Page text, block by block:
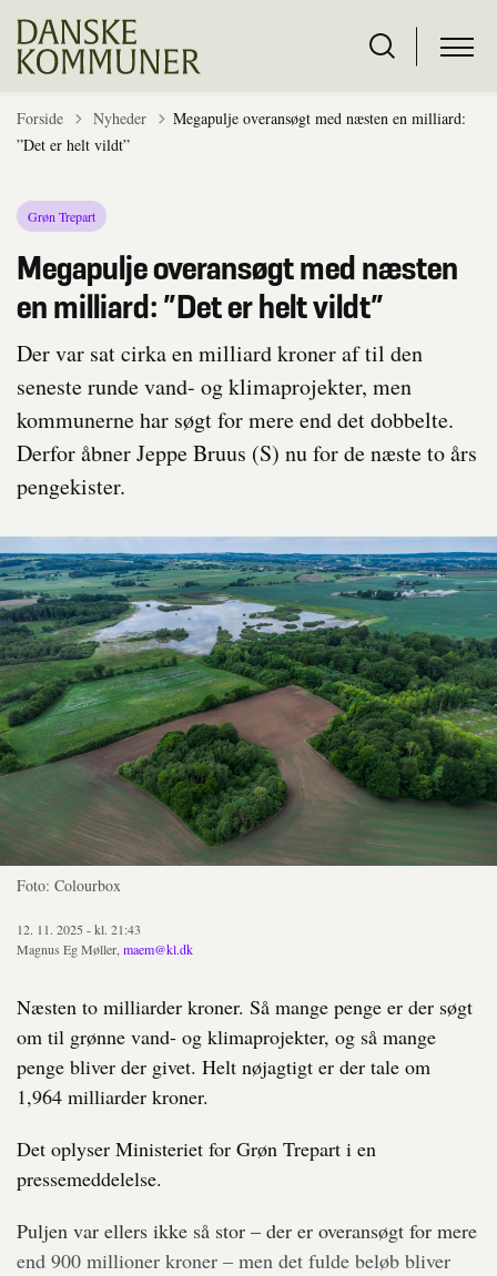
Forside Tilbage til
Nyheder
Megapulje overansøgt med næsten en milliard:
”Det er helt vildt”
Grøn Trepart
Megapulje overansøgt med næsten
en milliard: ”Det er helt vildt”
Der var sat cirka en milliard kroner af til den
seneste runde vand- og klimaprojekter, men
kommunerne har søgt for mere end det dobbelte.
Derfor åbner Jeppe Bruus (S) nu for de næste to års
pengekister.
Foto: Colourbox
12. 11. 2025 - kl. 21:43
Magnus Eg Møller, maem@kl.dk
Næsten to milliarder kroner. Så mange penge er der søgt
om til grønne vand- og klimaprojekter, og så mange
penge bliver der givet. Helt nøjagtigt er der tale om
1,964 milliarder kroner.
Det oplyser Ministeriet for Grøn Trepart i en
pressemeddelelse.
Puljen var ellers ikke så stor – der er overansøgt for mere
end 900 millioner kroner – men det fulde beløb bliver